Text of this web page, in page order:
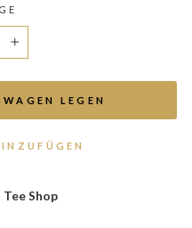
+
LEGEN
Shop